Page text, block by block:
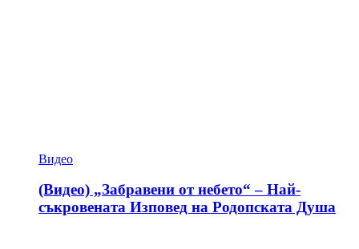
Видео
(Видео) „Забравени от небето“ – Най-
съкровената Изповед на Родопската Душа